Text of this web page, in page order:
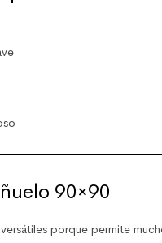
90×90
porque permite